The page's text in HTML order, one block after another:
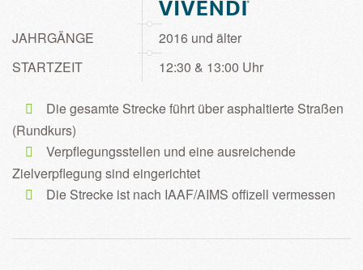
JAHRGÄNGE
2016 und älter
STARTZEIT
12:30 & 13:00 Uhr
Die gesamte Strecke führt über asphaltierte Straßen
(Rundkurs)
Verpflegungsstellen und eine ausreichende
Zielverpflegung sind eingerichtet
Die Strecke ist nach IAAF/AIMS offizell vermessen